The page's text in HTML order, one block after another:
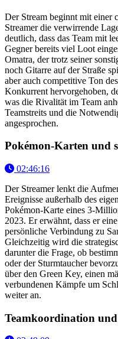
Der Stream beginnt mit einer
Streamer die verwirrende
deutlich, dass das Team mit
Gegner bereits viel Loot
Omatra, der trotz seiner
noch Gitarre auf der Straße
aber auch competitive Ton
Konkurrent hervorgehoben,
was die Rivalität im Team
Teamstreits und die
angesprochen.
Pokémon-Karten und
02:46:16
Der Streamer lenkt die
Ereignisse außerhalb des
Pokémon-Karte eines 3-
2023. Er erwähnt, dass er
persönliche Verbindung zu
Gleichzeitig wird die
darunter die Frage, ob
oder der Sturmtaucher
über den Green Key, einen
verbundenen Kämpfe um
weiter an.
Teamkoordination